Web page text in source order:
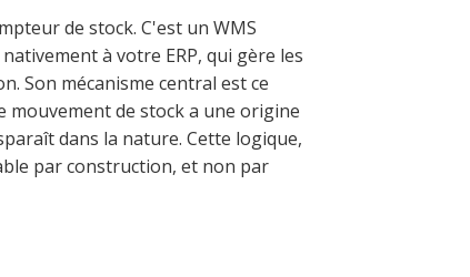
de stock. C'est un WMS
à votre ERP, qui gère les
Son mécanisme central est ce
mouvement de stock a une origine
dans la nature. Cette logique,
par construction, et non par